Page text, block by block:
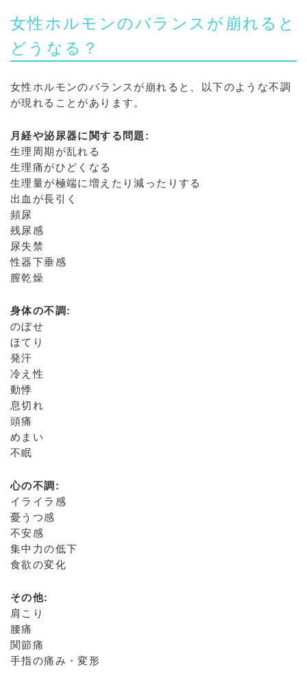
女性ホルモンのバランスが崩れると
どうなる？
女性ホルモンのバランスが崩れると、以下のような不調
が現れることがあります。
月経や泌尿器に関する問題:
生理周期が乱れる
生理痛がひどくなる
生理量が極端に増えたり減ったりする
出血が長引く
頻尿
残尿感
尿失禁
性器下垂感
膣乾燥
身体の不調:
のぼせ
ほてり
発汗
冷え性
動悸
息切れ
頭痛
めまい
不眠
心の不調:
イライラ感
憂うつ感
不安感
集中力の低下
食欲の変化
その他:
肩こり
腰痛
関節痛
手指の痛み・変形